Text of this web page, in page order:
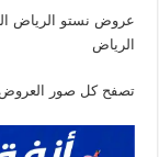
عروض نستو الرياض
الرياض
تصفح كل صور العروض